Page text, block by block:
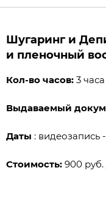
Шугаринг и
и пленочный
Кол-во часов:3 часа
Выдаваемый
Даты : видеозапись
Стоимость:900 руб.